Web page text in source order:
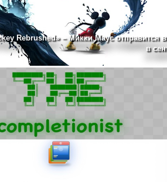
Rebrushed» – Микки Маус отправится
в